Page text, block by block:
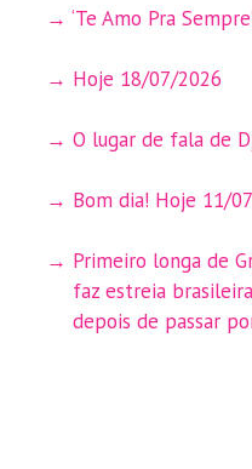
‘Te Amo Pra
Hoje 18/07/2026
O lugar de fala de
Bom dia! Hoje 11/
Primeiro longa de
faz estreia
depois de passar